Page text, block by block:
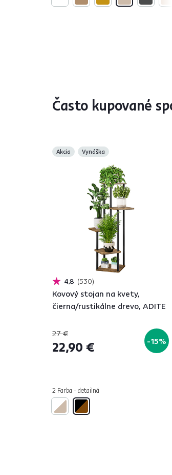
Často kupované
Akcia Vynáška
4,8 530
Kovový stojan na kvety,
čierna/rustikálne drevo, ADITE
27 €
22,90 € -15%
2 Farba - detailná